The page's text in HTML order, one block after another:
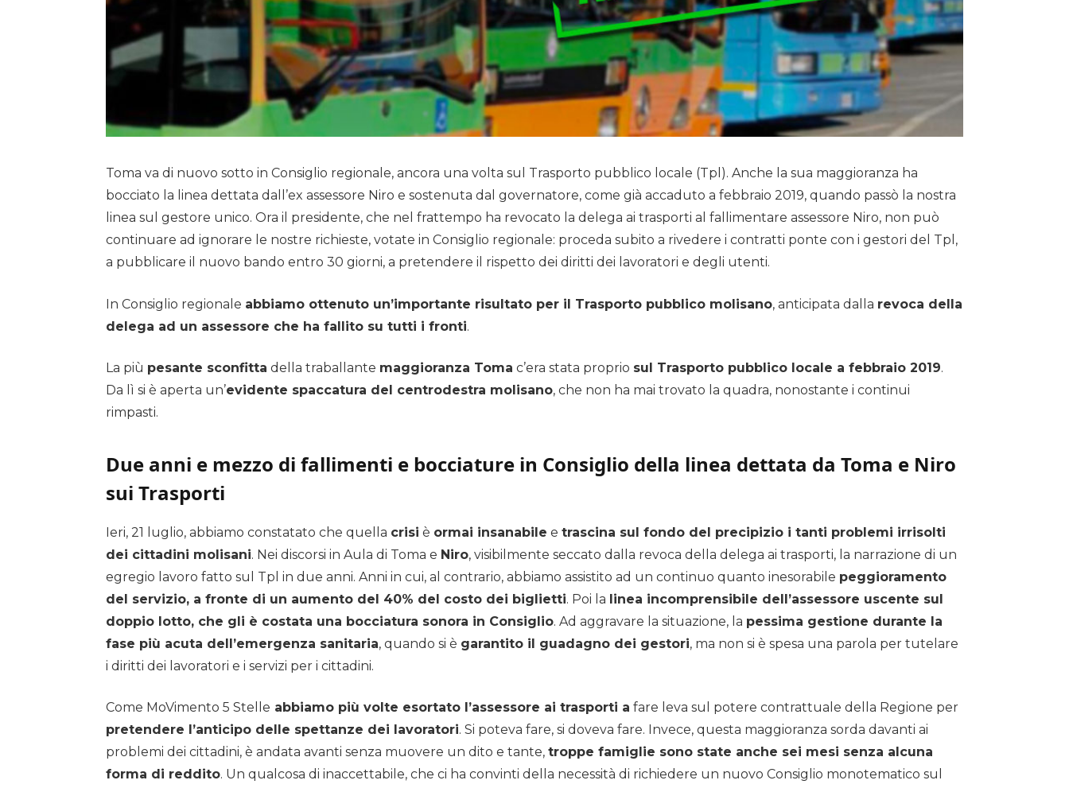
Toma va di nuovo sotto in Consiglio regionale, ancora una volta sul Trasporto pubblico locale (Tpl). Anche la sua maggioranza ha
bocciato la linea dettata dall’ex assessore Niro e sostenuta dal governatore, come già accaduto a febbraio 2019, quando passò la nostra
linea sul gestore unico. Ora il presidente, che nel frattempo ha revocato la delega ai trasporti al fallimentare assessore Niro, non può
continuare ad ignorare le nostre richieste, votate in Consiglio regionale: proceda subito a rivedere i contratti ponte con i gestori del Tpl,
a pubblicare il nuovo bando entro 30 giorni, a pretendere il rispetto dei diritti dei lavoratori e degli utenti.
In Consiglio regionale abbiamo ottenuto un’importante risultato per il Trasporto pubblico molisano, anticipata dalla revoca della
delega ad un assessore che ha fallito su tutti i fronti.
La più pesante sconfitta della traballante maggioranza Toma c’era stata proprio sul Trasporto pubblico locale a febbraio 2019.
Da lì si è aperta un’evidente spaccatura del centrodestra molisano, che non ha mai trovato la quadra, nonostante i continui
rimpasti.
Due anni e mezzo di fallimenti e bocciature in Consiglio della linea dettata da Toma e Niro
sui Trasporti
Ieri, 21 luglio, abbiamo constatato che quella crisi è ormai insanabile e trascina sul fondo del precipizio i tanti problemi irrisolti
dei cittadini molisani. Nei discorsi in Aula di Toma e Niro, visibilmente seccato dalla revoca della delega ai trasporti, la narrazione di un
egregio lavoro fatto sul Tpl in due anni. Anni in cui, al contrario, abbiamo assistito ad un continuo quanto inesorabile peggioramento
del servizio, a fronte di un aumento del 40% del costo dei biglietti. Poi la linea incomprensibile dell’assessore uscente sul
doppio lotto, che gli è costata una bocciatura sonora in Consiglio. Ad aggravare la situazione, la pessima gestione durante la
fase più acuta dell’emergenza sanitaria, quando si è garantito il guadagno dei gestori, ma non si è spesa una parola per tutelare
i diritti dei lavoratori e i servizi per i cittadini.
Come MoVimento 5 Stelle abbiamo più volte esortato l’assessore ai trasporti a fare leva sul potere contrattuale della Regione per
pretendere l’anticipo delle spettanze dei lavoratori. Si poteva fare, si doveva fare. Invece, questa maggioranza sorda davanti ai
problemi dei cittadini, è andata avanti senza muovere un dito e tante, troppe famiglie sono state anche sei mesi senza alcuna
forma di reddito. Un qualcosa di inaccettabile, che ci ha convinti della necessità di richiedere un nuovo Consiglio monotematico sul